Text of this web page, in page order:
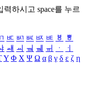
력하시고 space를 누르
ㅳ ㅴ ㅵ ㅶ ㅷ ㅸ
ㅹ
ㆈ ㆉ ㆊ ㆋ ㆌ ㆍ
ㆎ
Υ Φ Χ Ψ Ω α β γ δ ε ζ η